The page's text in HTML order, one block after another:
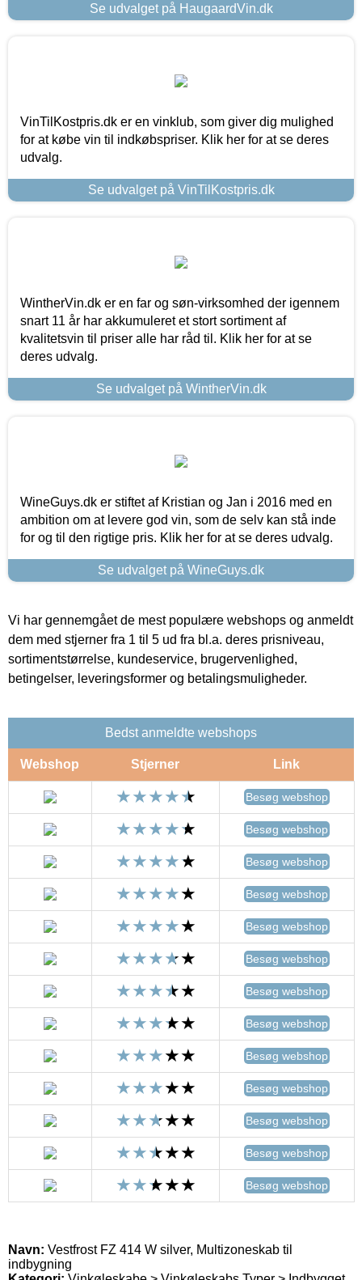
Se udvalget på HaugaardVin.dk
VinTilKostpris.dk er en vinklub, som giver dig mulighed
for at købe vin til indkøbspriser. Klik her for at se deres
udvalg.
Se udvalget på VinTilKostpris.dk
WintherVin.dk er en far og søn-virksomhed der igennem
snart 11 år har akkumuleret et stort sortiment af
kvalitetsvin til priser alle har råd til. Klik her for at se
deres udvalg.
Se udvalget på WintherVin.dk
WineGuys.dk er stiftet af Kristian og Jan i 2016 med en
ambition om at levere god vin, som de selv kan stå inde
for og til den rigtige pris. Klik her for at se deres udvalg.
Se udvalget på WineGuys.dk
Vi har gennemgået de mest populære webshops og anmeldt
dem med stjerner fra 1 til 5 ud fra bl.a. deres prisniveau,
sortimentstørrelse, kundeservice, brugervenlighed,
betingelser, leveringsformer og betalingsmuligheder.
Bedst anmeldte webshops
Webshop Stjerner Link
Besøg webshop
Besøg webshop
Besøg webshop
Besøg webshop
Besøg webshop
Besøg webshop
Besøg webshop
Besøg webshop
Besøg webshop
Besøg webshop
Besøg webshop
Besøg webshop
Besøg webshop
Navn: Vestfrost FZ 414 W silver, Multizoneskab til
indbygning